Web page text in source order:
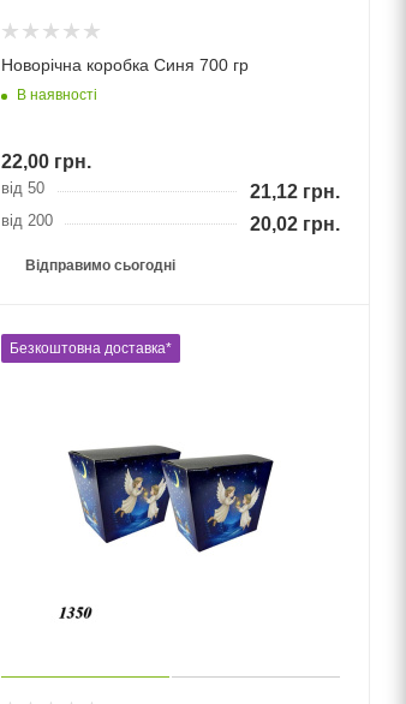
Новорічна коробка Синя 700 гр
В наявності
22,00грн.
від 50 21,12грн.
від 200 20,02грн.
Відправимо сьогодні
Безкоштовна доставка*